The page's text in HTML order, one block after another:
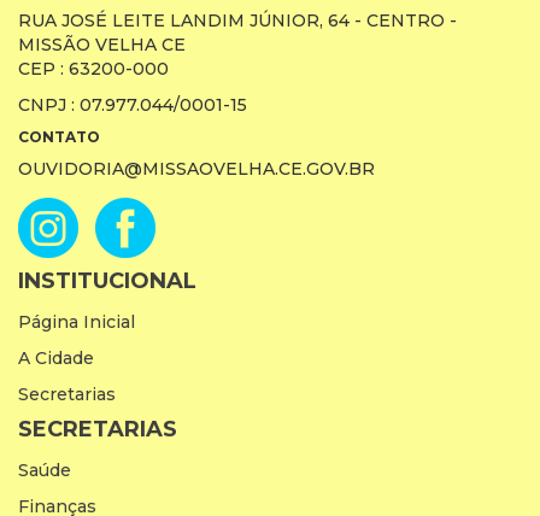
RUA JOSÉ LEITE LANDIM JÚNIOR, 64 - CENTRO -
MISSÃO VELHA CE
CEP : 63200-000
CNPJ : 07.977.044/0001-15
CONTATO
OUVIDORIA@MISSAOVELHA.CE.GOV.BR
INSTITUCIONAL
Página Inicial
A Cidade
Secretarias
SECRETARIAS
Saúde
Finanças